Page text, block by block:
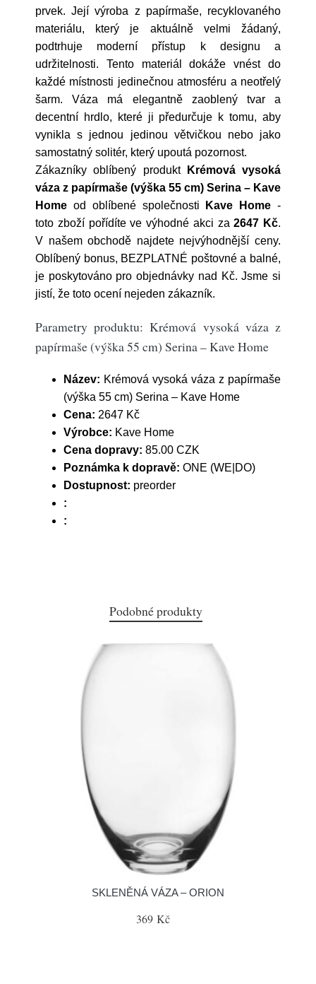
prvek. Její výroba z papírmaše, recyklovaného
materiálu, který je aktuálně velmi žádaný,
podtrhuje moderní přístup k designu a
udržitelnosti. Tento materiál dokáže vnést do
každé místnosti jedinečnou atmosféru a neotřelý
šarm. Váza má elegantně zaoblený tvar a
decentní hrdlo, které ji předurčuje k tomu, aby
vynikla s jednou jedinou větvičkou nebo jako
samostatný solitér, který upoutá pozornost.
Zákazníky oblíbený produkt
Krémová vysoká
váza z papírmaše (výška 55 cm) Serina – Kave
Home od oblíbené společnosti Kave Home -
toto zboží pořídíte ve výhodné akci za2647 Kč.
V našem obchodě najdete nejvýhodnější ceny.
Oblíbený bonus, BEZPLATNÉ poštovné a balné,
je poskytováno pro objednávky nad Kč. Jsme si
jistí, že toto ocení nejeden zákazník.
Parametry produktu: Krémová vysoká váza z
papírmaše (výška 55 cm) Serina – Kave Home
Název: Krémová vysoká váza z papírmaše
(výška 55 cm) Serina – Kave Home
Cena: 2647 Kč
Výrobce: Kave Home
Cena dopravy: 85.00 CZK
Poznámka k dopravě: ONE (WE|DO)
Dostupnost: preorder
:
:
Podobné produkty
SKLENĚNÁ VÁZA – ORION
369 Kč